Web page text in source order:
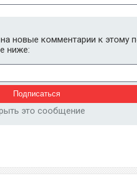
новые комментарии к этому
ниже:
это сообщение